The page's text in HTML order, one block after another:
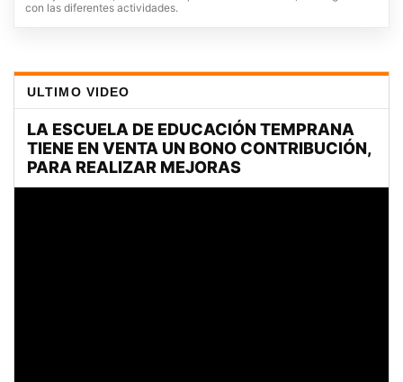
con las diferentes actividades.
ULTIMO VIDEO